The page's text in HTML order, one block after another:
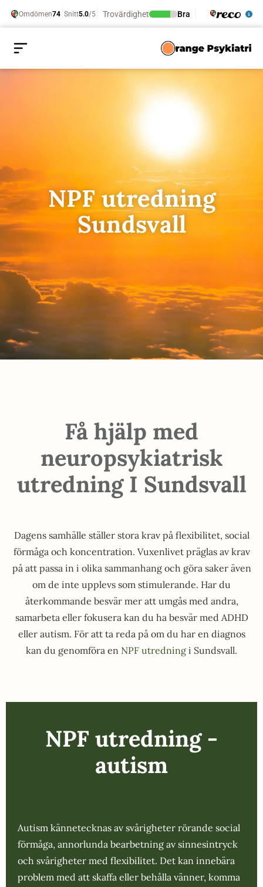
NPF utredning
Sundsvall
Få hjälp med
neuropsykiatrisk
utredning I Sundsvall
Dagens samhälle ställer stora krav på flexibilitet, social
förmåga och koncentration. Vuxenlivet präglas av krav
på att passa in i olika sammanhang och göra saker även
om de inte upplevs som stimulerande. Har du
återkommande besvär mer att umgås med andra,
samarbeta eller fokusera kan du ha besvär med ADHD
eller autism. För att ta reda på om du har en diagnos
kan du genomföra en NPF utredning i Sundsvall.
NPF utredning -
autism
Autism kännetecknas av svårigheter rörande social
förmåga, annorlunda bearbetning av sinnesintryck
och svårigheter med flexibilitet. Det kan innebära
problem med att skaffa eller behålla vänner, komma